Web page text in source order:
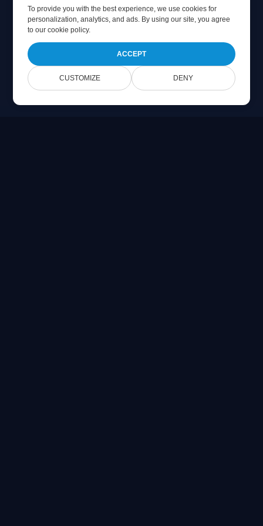
To provide you with the best experience, we use cookies for
personalization, analytics, and ads. By using our site, you agree
toour cookie policy.
ACCEPT
CUSTOMIZE DENY